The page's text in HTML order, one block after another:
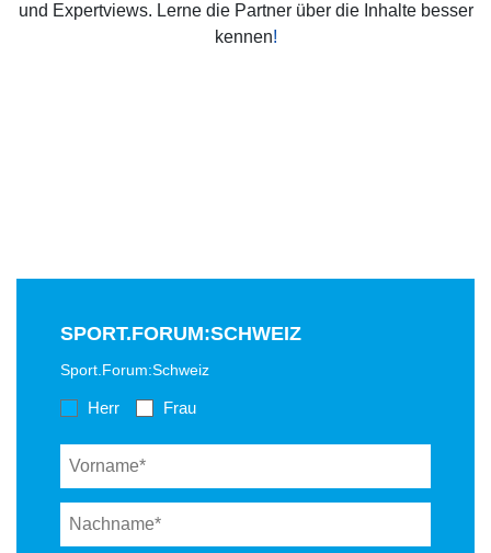
und Expertviews. Lerne die Partner über die Inhalte besser
kennen!
SPORT.FORUM:SCHWEIZ
Sport.Forum:Schweiz
Herr Frau